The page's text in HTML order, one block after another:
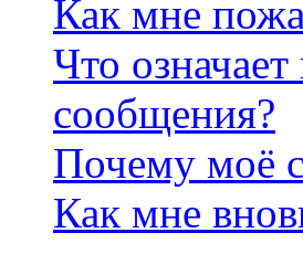
Как мне
Что
сообщения?
Почему моё
Как мне